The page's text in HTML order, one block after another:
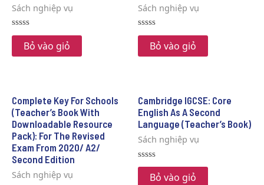
Sách nghiệp vụ
Rated
of
Bỏ vào giỏ
Sách nghiệp vụ
Rated
of
Bỏ vào giỏ
Complete Key For Schools
(Teacher’s Book With
Downloadable Resource
Pack): For The Revised
Exam From 2020/ A2/
Second Edition
Sách nghiệp vụ
Cambridge IGCSE: Core
English As A Second
Language (Teacher’s Book)
Sách nghiệp vụ
Rated
Bỏ vào giỏ